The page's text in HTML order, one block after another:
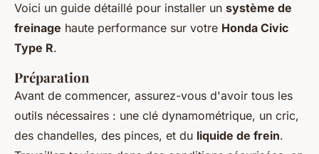
Voici un guide détaillé pour installer un système de
freinage haute performance sur votre Honda Civic
Type R.
Préparation
Avant de commencer, assurez-vous d'avoir tous les
outils nécessaires : une clé dynamométrique, un cric,
des chandelles, des pinces, et du liquide de frein.